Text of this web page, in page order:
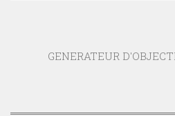
GENERATEUR